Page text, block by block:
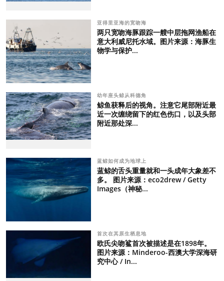
亚得里亚海的宽吻海
两只宽吻海豚跟踪一艘中层拖网渔船在
意大利威尼托水域。图片来源：海豚生
物学与保护...
幼年座头鲸从科德角
鲸鱼获释后的视角。注意它尾部附近最
近一次缠绕留下的红色伤口，以及头部
附近那处深...
蓝鲸如何成为地球上
蓝鲸的舌头重量就和一头成年大象差不
多。 图片来源：eco2drew / Getty
Images（神秘...
首次在其原生栖息地
欧氏尖吻鲨首次被描述是在1898年。
图片来源：Minderoo-西澳大学深海研
究中心 / In...